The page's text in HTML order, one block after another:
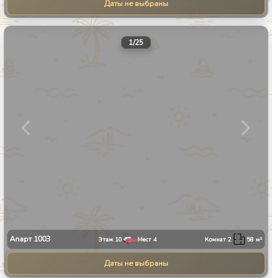
Даты не выбраны
1/25
Апарт 1003 Этаж 10 Мест 4 Комнат2 58 м²
Даты не выбраны